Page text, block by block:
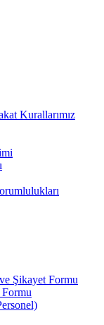
Kurallarımız
Şikayet Formu